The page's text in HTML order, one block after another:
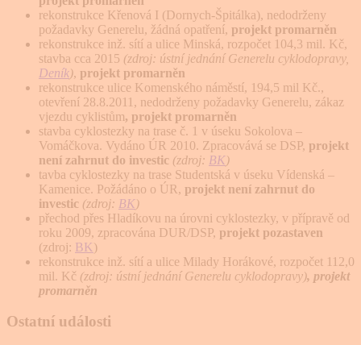
rekonstrukce Křenová I (Dornych-Špitálka), nedodrženy
požadavky Generelu, žádná opatření, projekt promarněn
rekonstrukce inž. sítí a ulice Minská, rozpočet 104,3 mil. Kč,
stavba cca 2015 (zdroj: ústní jednání Generelu cyklodopravy,
Deník), projekt promarněn
rekonstrukce ulice Komenského náměstí, 194,5 mil Kč.,
otevření 28.8.2011, nedodrženy požadavky Generelu, zákaz
vjezdu cyklistům, projekt promarněn
stavba cyklostezky na trase č. 1 v úseku Sokolova –
Vomáčkova. Vydáno ÚR 2010. Zpracovává se DSP, projekt
není zahrnut do investic (zdroj: BK )
tavba cyklostezky na trase Studentská v úseku Vídenská –
Kamenice. Požádáno o ÚR, projekt není zahrnut do
investic (zdroj: BK )
přechod přes Hladíkovu na úrovni cyklostezky, v přípravě od
roku 2009, zpracována DUR/DSP, projekt pozastaven
(zdroj: BK )
rekonstrukce inž. sítí a ulice Milady Horákové, rozpočet 112,0
mil. Kč (zdroj: ústní jednání Generelu cyklodopravy), projekt
promarněn
Ostatní události